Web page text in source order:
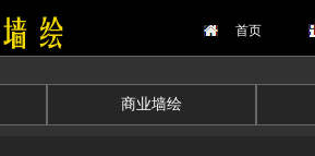
首页
商业墙绘